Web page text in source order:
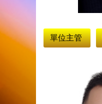
單位主管